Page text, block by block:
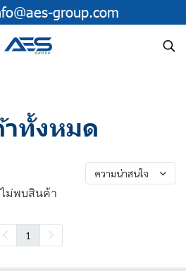
group.com
ทั้งหมด
ความน่าสนใจ
ไม่พบสินค้า
1